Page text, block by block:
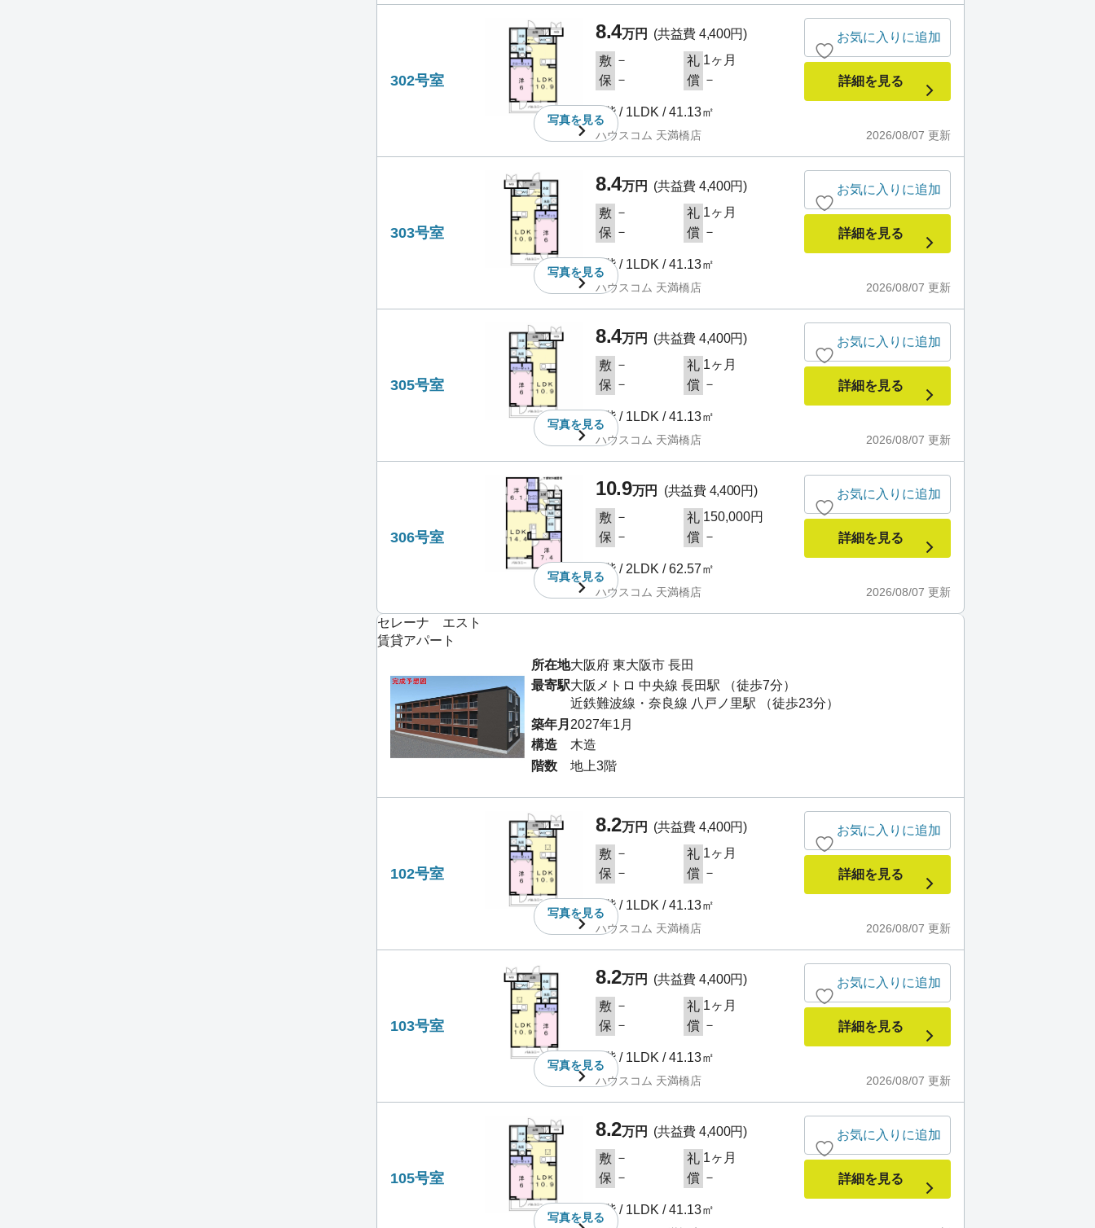
302号室
写真を見る
8.4万円
(共益費 4,400円)
敷 － 礼 1ヶ月
保 － 償 －
3階 / 1LDK / 41.13㎡
2026/08/07 更新
ハウスコム 天満橋店
お気に入りに追加
詳細を見る
303号室
写真を見る
8.4万円
(共益費 4,400円)
敷 － 礼 1ヶ月
保 － 償 －
3階 / 1LDK / 41.13㎡
2026/08/07 更新
ハウスコム 天満橋店
お気に入りに追加
詳細を見る
305号室
写真を見る
8.4万円
(共益費 4,400円)
敷 － 礼 1ヶ月
保 － 償 －
3階 / 1LDK / 41.13㎡
2026/08/07 更新
ハウスコム 天満橋店
お気に入りに追加
詳細を見る
306号室
写真を見る
10.9万円
(共益費 4,400円)
敷 － 礼 150,000円
保 － 償 －
3階 / 2LDK / 62.57㎡
2026/08/07 更新
ハウスコム 天満橋店
お気に入りに追加
詳細を見る
セレーナ エスト
賃貸アパート
所在地大阪府 東大阪市 長田
最寄駅大阪メトロ 中央線 長田駅 （徒歩7分）
近鉄難波線・奈良線 八戸ノ里駅 （徒歩23分）
築年月 2027年1月
構造
木造
階数
地上3階
102号室
写真を見る
8.2万円
(共益費 4,400円)
敷 － 礼 1ヶ月
保 － 償 －
1階 / 1LDK / 41.13㎡
2026/08/07 更新
ハウスコム 天満橋店
お気に入りに追加
詳細を見る
103号室
写真を見る
8.2万円
(共益費 4,400円)
敷 － 礼 1ヶ月
保 － 償 －
1階 / 1LDK / 41.13㎡
2026/08/07 更新
ハウスコム 天満橋店
お気に入りに追加
詳細を見る
105号室
写真を見る
8.2万円
(共益費 4,400円)
敷 － 礼 1ヶ月
保 － 償 －
1階 / 1LDK / 41.13㎡
お気に入りに追加
詳細を見る